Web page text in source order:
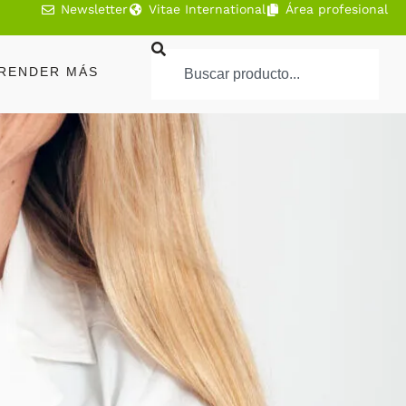
Newsletter Vitae International Área profesional
MÁS